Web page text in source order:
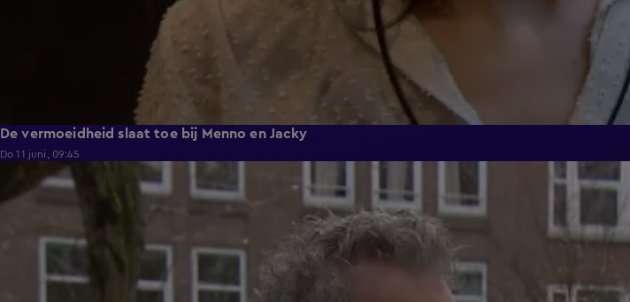
De vermoeidheid slaat toe bij Menno en Jacky
Do 11 juni, 09:45